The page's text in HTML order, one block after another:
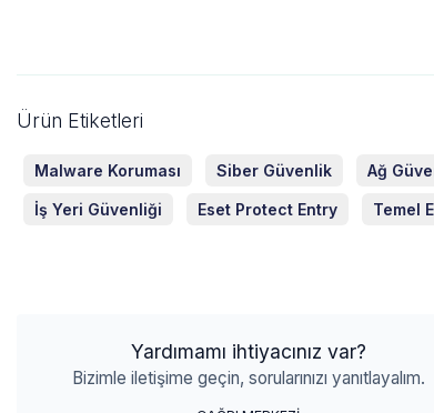
Ürün Etiketleri
Malware Koruması Siber Güvenlik Ağ
İş Yeri Güvenliği Eset Protect Entry Temel
Yardımamı ihtiyacınız var?
Bizimle iletişime geçin, sorularınızı yanıtlayalım.